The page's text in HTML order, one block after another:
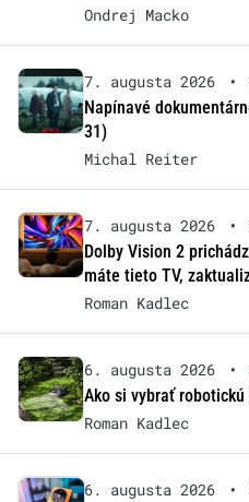
Ondrej Macko
7. augusta 2026 •
Napínavé
31)
Michal Reiter
7. augusta 2026 •
Dolby Vision 2
máte tieto TV,
Roman Kadlec
6. augusta 2026 •
Ako si vybrať robotickú
Roman Kadlec
6. augusta 2026 •